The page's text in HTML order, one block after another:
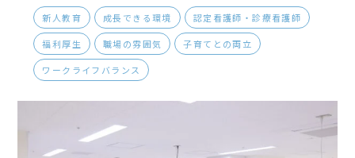
新人教育 成長できる環境 認定看護師・診療看護師
福利厚生 職場の雰囲気 子育てとの両立
ワークライフバランス